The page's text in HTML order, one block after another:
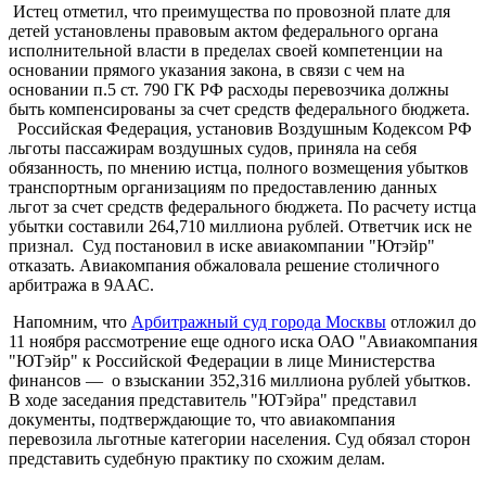
Истец отметил, что преимущества по провозной плате для
детей установлены правовым актом федерального органа
исполнительной власти в пределах своей компетенции на
основании прямого указания закона, в связи с чем на
основании п.5 ст. 790 ГК РФ расходы перевозчика должны
быть компенсированы за счет средств федерального бюджета.
Российская Федерация, установив Воздушным Кодексом РФ
льготы пассажирам воздушных судов, приняла на себя
обязанность, по мнению истца, полного возмещения убытков
транспортным организациям по предоставлению данных
льгот за счет средств федерального бюджета. По расчету истца
убытки составили 264,710 миллиона рублей. Ответчик иск не
признал. Суд постановил в иске авиакомпании "Ютэйр"
отказать. Авиакомпания обжаловала решение столичного
арбитража в 9ААС.
Напомним, что Арбитражный суд города Москвы отложил до
11 ноября рассмотрение еще одного иска ОАО "Авиакомпания
"ЮТэйр" к Российской Федерации в лице Министерства
финансов — о взыскании 352,316 миллиона рублей убытков.
В ходе заседания представитель "ЮТэйра" представил
документы, подтверждающие то, что авиакомпания
перевозила льготные категории населения. Суд обязал сторон
представить судебную практику по схожим делам.